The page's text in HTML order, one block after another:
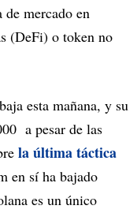
mercado en
(DeFi) o token no
esta mañana, y su
a pesar de las
la última táctica
en sí ha bajado
es un único